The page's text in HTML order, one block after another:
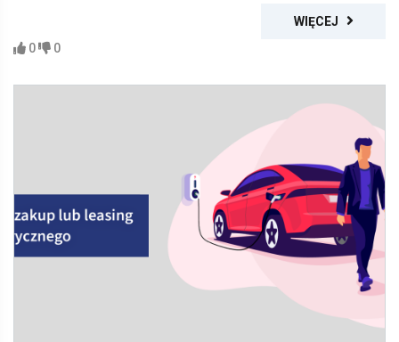
WIĘCEJ
0
0